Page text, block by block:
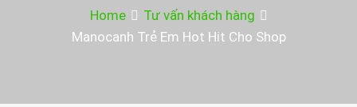
Home
Tư vấn khách hàng
Manocanh Trẻ Em Hot Hit Cho Shop